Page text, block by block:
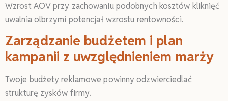
Wzrost AOV przy zachowaniu podobnych kosztów kliknięć
uwalnia olbrzymi potencjał wzrostu rentowności.
Zarządzanie budżetem i plan
kampanii z uwzględnieniem marży
Twoje budżety reklamowe powinny odzwierciedlać
strukturę zysków firmy.